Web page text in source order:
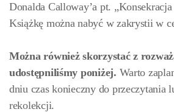
Donalda Calloway’a pt.
Książkę można nabyć w zakrystii w
Można również skorzystać z
udostępniliśmy poniżej. Warto
dniu czas konieczny do przeczytania
rekolekcji.